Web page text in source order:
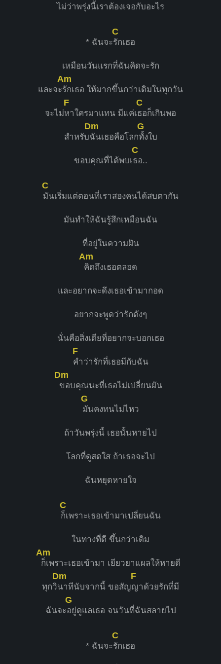
ไม่ว่าพรุ่งนี้เราต้องเจอกับอะไร
* ฉันจะ
C
รักเธอ
เหมือนวันแรกที่ฉันคิดจะรัก
และจะ
Am
รักเธอ ให้มากขึ้นกว่าเดิมในทุกวัน
จะไม่
F
หาใครมาแทน มีแค่เ
C
ธอก็เกินพอ
สำหรับ
Dm
ฉันเธอคือโลก
G
ทั้งใบ
ขอบคุณที่ได้พบเ
C
ธอ..
C
มันเริ่มแต่ตอนที่เราสองคนได้สบตากัน
มันทำให้ฉันรู้สึกเหมือนฉัน
ที่อยู่ในความฝัน
Am
คิดถึงเธอตลอด
และอยากจะดึงเธอเข้ามากอด
อยากจะพูดว่ารักดังๆ
นั่นคือสิ่งเดียที่อยากจะบอกเธอ
F
คำว่ารักที่เธอมีกับฉัน
Dm
ขอบคุณนะที่เธอไม่เปลี่ยนผัน
G
มันคงทนไม่ไหว
ถ้าวันพรุ่งนี้ เธอนั้นหายไป
โลกที่ดูสดใส ถ้าเธอจะไป
ฉันหยุดหายใจ
C
ก็เพราะเธอเข้ามาเปลี่ยนฉัน
ในทางที่ดี ขึ้นกว่าเดิม
Am
ก็เพราะเธอเข้ามา เยียวยาแผลให้หายดี
ทุกวิ
Dm
นาทีนับจากนี้ ขอสัญ
F
ญาด้วยรักที่มี
ฉันจะ
G
อยู่ดูแลเธอ จนวันที่ฉันสลายไป
* ฉันจะ
C
รักเธอ